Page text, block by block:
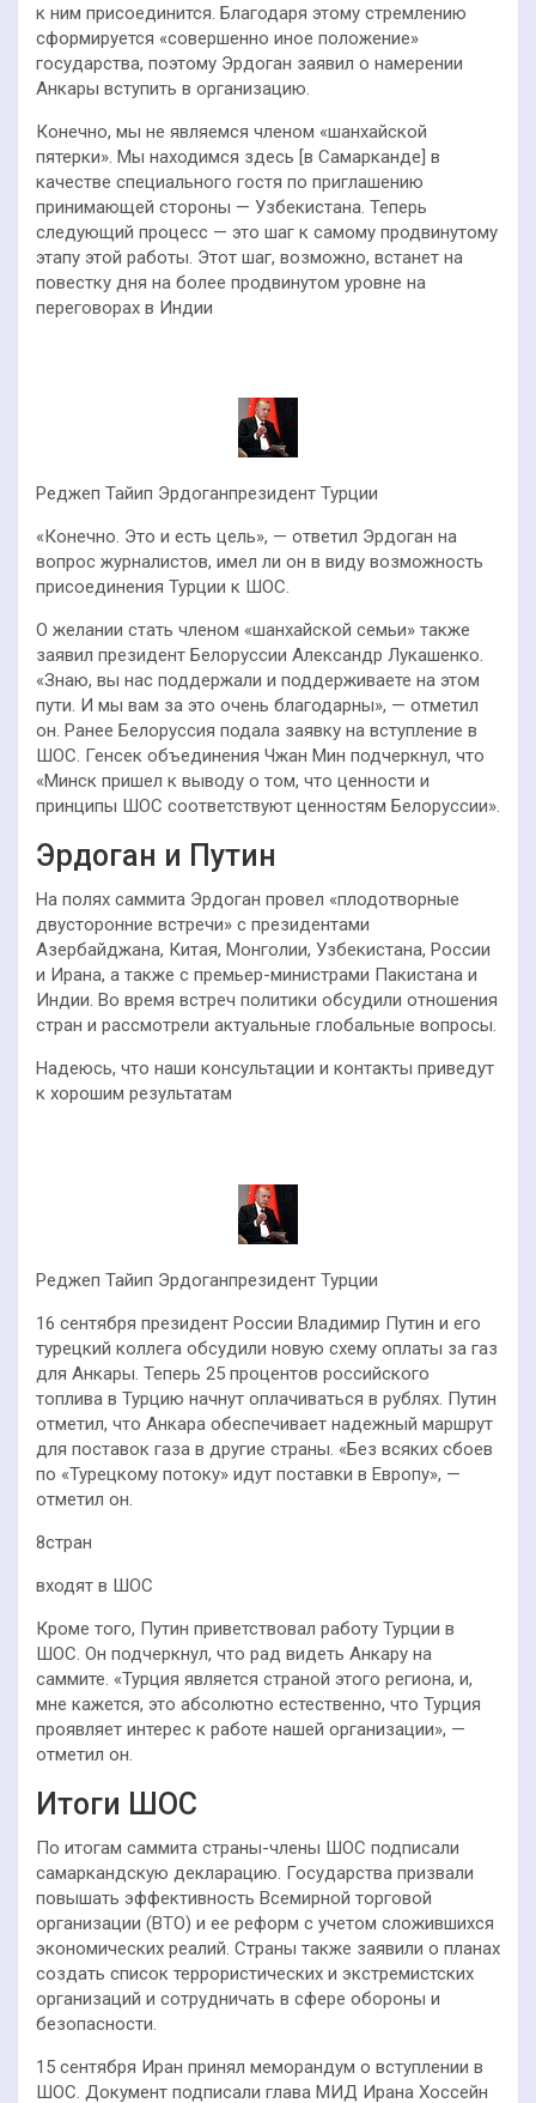
к ним присоединится. Благодаря этому стремлению
сформируется «совершенно иное положение»
государства, поэтому Эрдоган заявил о намерении
Анкары вступить в организацию.
Конечно, мы не являемся членом «шанхайской
пятерки». Мы находимся здесь [в Самарканде] в
качестве специального гостя по приглашению
принимающей стороны — Узбекистана. Теперь
следующий процесс — это шаг к самому продвинутому
этапу этой работы. Этот шаг, возможно, встанет на
повестку дня на более продвинутом уровне на
переговорах в Индии
Реджеп Тайип Эрдоганпрезидент Турции
«Конечно. Это и есть цель», — ответил Эрдоган на
вопрос журналистов, имел ли он в виду возможность
присоединения Турции к ШОС.
О желании стать членом «шанхайской семьи» также
заявил президент Белоруссии Александр Лукашенко.
«Знаю, вы нас поддержали и поддерживаете на этом
пути. И мы вам за это очень благодарны», — отметил
он. Ранее Белоруссия подала заявку на вступление в
ШОС. Генсек объединения Чжан Мин подчеркнул, что
«Минск пришел к выводу о том, что ценности и
принципы ШОС соответствуют ценностям Белоруссии».
Эрдоган и Путин
На полях саммита Эрдоган провел «плодотворные
двусторонние встречи» с президентами
Азербайджана, Китая, Монголии, Узбекистана, России
и Ирана, а также с премьер-министрами Пакистана и
Индии. Во время встреч политики обсудили отношения
стран и рассмотрели актуальные глобальные вопросы.
Надеюсь, что наши консультации и контакты приведут
к хорошим результатам
Реджеп Тайип Эрдоганпрезидент Турции
16 сентября президент России Владимир Путин и его
турецкий коллега обсудили новую схему оплаты за газ
для Анкары. Теперь 25 процентов российского
топлива в Турцию начнут оплачиваться в рублях. Путин
отметил, что Анкара обеспечивает надежный маршрут
для поставок газа в другие страны. «Без всяких сбоев
по «Турецкому потоку» идут поставки в Европу», —
отметил он.
8стран
входят в ШОС
Кроме того, Путин приветствовал работу Турции в
ШОС. Он подчеркнул, что рад видеть Анкару на
саммите. «Турция является страной этого региона, и,
мне кажется, это абсолютно естественно, что Турция
проявляет интерес к работе нашей организации», —
отметил он.
Итоги ШОС
По итогам саммита страны-члены ШОС подписали
самаркандскую декларацию. Государства призвали
повышать эффективность Всемирной торговой
организации (ВТО) и ее реформ с учетом сложившихся
экономических реалий. Страны также заявили о планах
создать список террористических и экстремистских
организаций и сотрудничать в сфере обороны и
безопасности.
15 сентября Иран принял меморандум о вступлении в
ШОС. Документ подписали глава МИД Ирана Хоссейн